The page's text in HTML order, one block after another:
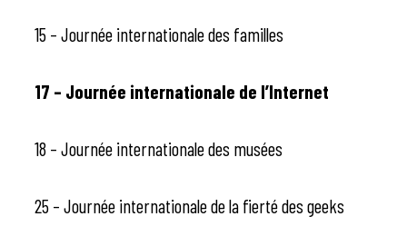
15 – Journée internationale des familles
17 – Journée internationale de l’Internet
18 – Journée internationale des musées
25 – Journée internationale de la fierté des geeks